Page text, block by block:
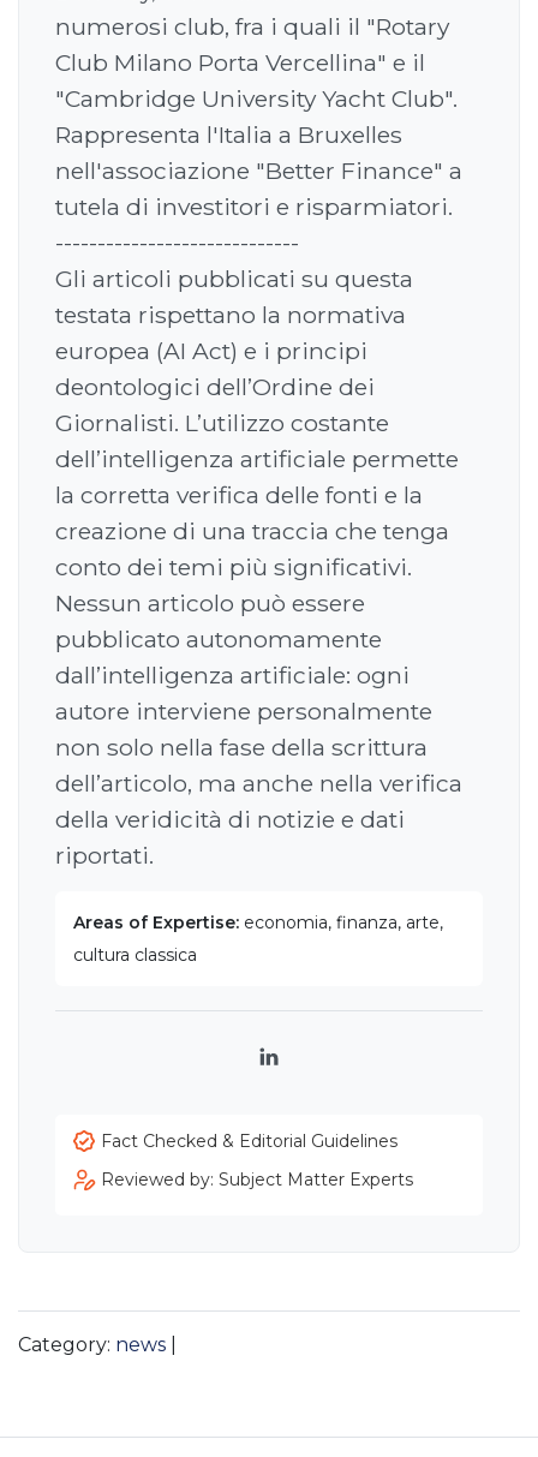
numerosi club, fra i quali il "Rotary
Club Milano Porta Vercellina" e il
"Cambridge University Yacht Club".
Rappresenta l'Italia a Bruxelles
nell'associazione "Better Finance" a
tutela di investitori e risparmiatori.
-----------------------------
Gli articoli pubblicati su questa
testata rispettano la normativa
europea (AI Act) e i principi
deontologici dell’Ordine dei
Giornalisti. L’utilizzo costante
dell’intelligenza artificiale permette
la corretta verifica delle fonti e la
creazione di una traccia che tenga
conto dei temi più significativi.
Nessun articolo può essere
pubblicato autonomamente
dall’intelligenza artificiale: ogni
autore interviene personalmente
non solo nella fase della scrittura
dell’articolo, ma anche nella verifica
della veridicità di notizie e dati
riportati.
Areas of Expertise: economia, finanza, arte,
cultura classica
LinkedIn
Fact Checked & Editorial Guidelines
Reviewed by: Subject Matter Experts
Category: news